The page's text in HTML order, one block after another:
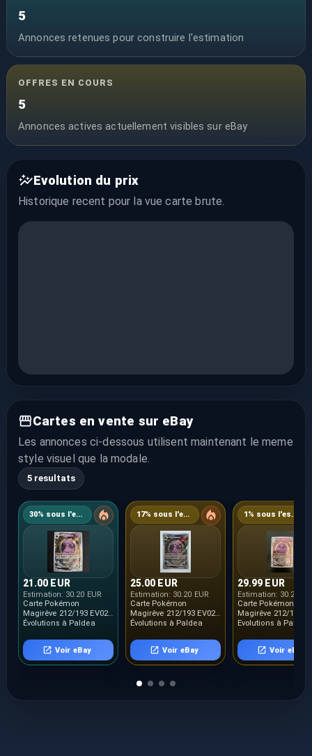
5
Annonces retenues pour construire l'estimation
OFFRES EN COURS
5
Annonces actives actuellement visibles sur eBay
Evolution du prix
Historique recent pour la vuecarte brute.
Cartes en vente sur eBay
Les annonces ci-dessous utilisent maintenant le meme
style visuel que la modale.
5 resultats
30% sous l'estimation
21.00 EUR
Estimation: 30.20 EUR
Carte Pokémon
Magirêve 212/193 EV02
Évolutions à Paldea
Voir eBay
17% sous l'estimation
25.00 EUR
Estimation: 30.20 EUR
Carte Pokémon
Magirêve 212/193 EV02
Évolutions à Paldea
Voir eBay
1% sous l'estimation
29.99 EUR
Estimation: 30.20
Carte Pokémon :
Magirêve 212/193
Evolutions à Paldéa
Voir eBay